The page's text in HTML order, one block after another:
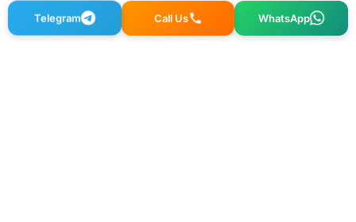
WhatsApp
Call Us
Telegram